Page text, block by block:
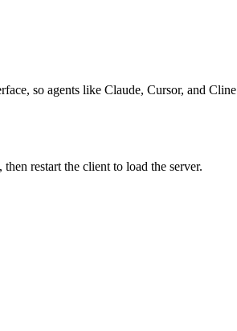
so agents like Claude, Cursor, and
restart the client to load the server.